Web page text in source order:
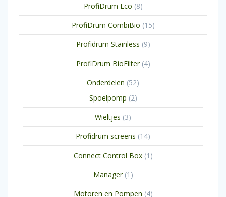
ProfiDrum Eco 88
producten
ProfiDrum CombiBio 1515
producten
Profidrum Stainless 99
producten
ProfiDrum BioFilter 44
producten
Onderdelen 5252
Spoelpomp 22
producten
Wieltjes 33
producten
Profidrum screens 1414
producten
Connect Control Box 1 1
product
Manager 1 1
product
Motoren en Pompen 44